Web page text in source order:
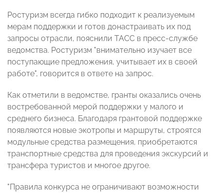
Ростуризм всегда гибко подходит к реализуемым
мерам поддержки и готов донастраивать их под
запросы отрасли, пояснили ТАСС в пресс-службе
ведомства. Ростуризм "внимательно изучает все
поступающие предложения, учитывает их в своей
работе", говорится в ответе на запрос.
Как отметили в ведомстве, гранты оказались очень
востребованной мерой поддержки у малого и
среднего бизнеса. Благодаря грантовой поддержке
появляются новые экотропы и маршруты, строятся
модульные средства размещения, приобретаются
транспортные средства для проведения экскурсий и
трансфера туристов и многое другое.
"Правила конкурса не ограничивают возможности